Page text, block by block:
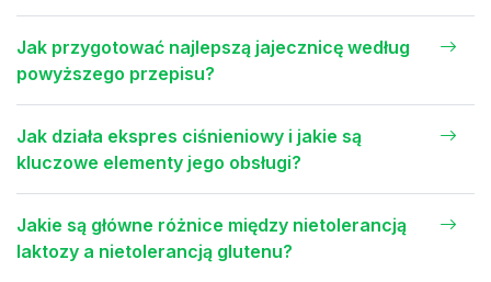
Jak przygotować najlepszą jajecznicę według
powyższego przepisu?
Jak działa ekspres ciśnieniowy i jakie są
kluczowe elementy jego obsługi?
Jakie są główne różnice między nietolerancją
laktozy a nietolerancją glutenu?